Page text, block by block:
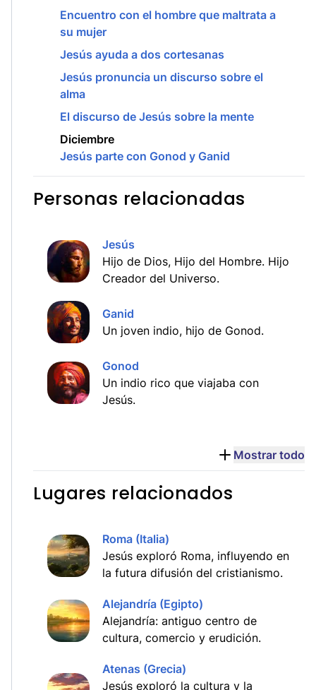
Encuentro con el hombre que maltrata a
su mujer
Jesús ayuda a dos cortesanas
Jesús pronuncia un discurso sobre el
alma
El discurso de Jesús sobre la mente
Diciembre
Jesús parte con Gonod y Ganid
Personas relacionadas
Jesús
Hijo de Dios, Hijo del Hombre. Hijo
Creador del Universo.
Ganid
Un joven indio, hijo de Gonod.
Gonod
Un indio rico que viajaba con
Jesús.
Mostrar todo
Lugares relacionados
Roma (Italia)
Jesús exploró Roma, influyendo en
la futura difusión del cristianismo.
Alejandría (Egipto)
Alejandría: antiguo centro de
cultura, comercio y erudición.
Atenas (Grecia)
Jesús exploró la cultura y la